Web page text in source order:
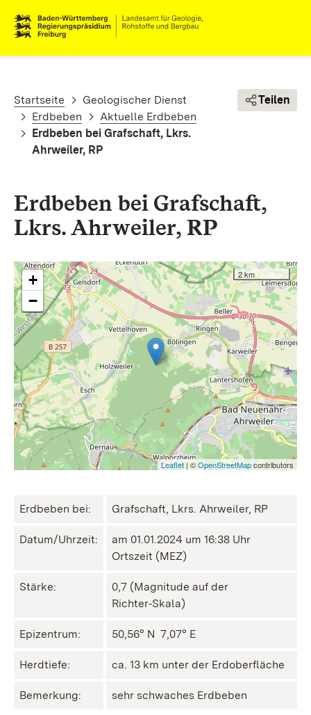
Pfadnavigation
Startseite
Geologischer Dienst
Erdbeben
Aktuelle Erdbeben
Erdbeben bei Grafschaft, Lkrs.
Ahrweiler, RP
Teilen
Erdbeben bei Grafschaft,
Lkrs. Ahrweiler, RP
+
−
2 km
Leaflet | ©OpenStreetMapcontributors
Erdbeben bei: Grafschaft, Lkrs. Ahrweiler, RP
Datum/Uhrzeit:
am 01.01.2024 um 16:38 Uhr
Ortszeit (MEZ)
Stärke:
0,7 (Magnitude auf der
Richter‑Skala)
Epizentrum: 50,56° N ㅤ 7,07° E
Herdtiefe: ca. 13 km unter der Erdoberfläche
Bemerkung: sehr schwaches Erdbeben